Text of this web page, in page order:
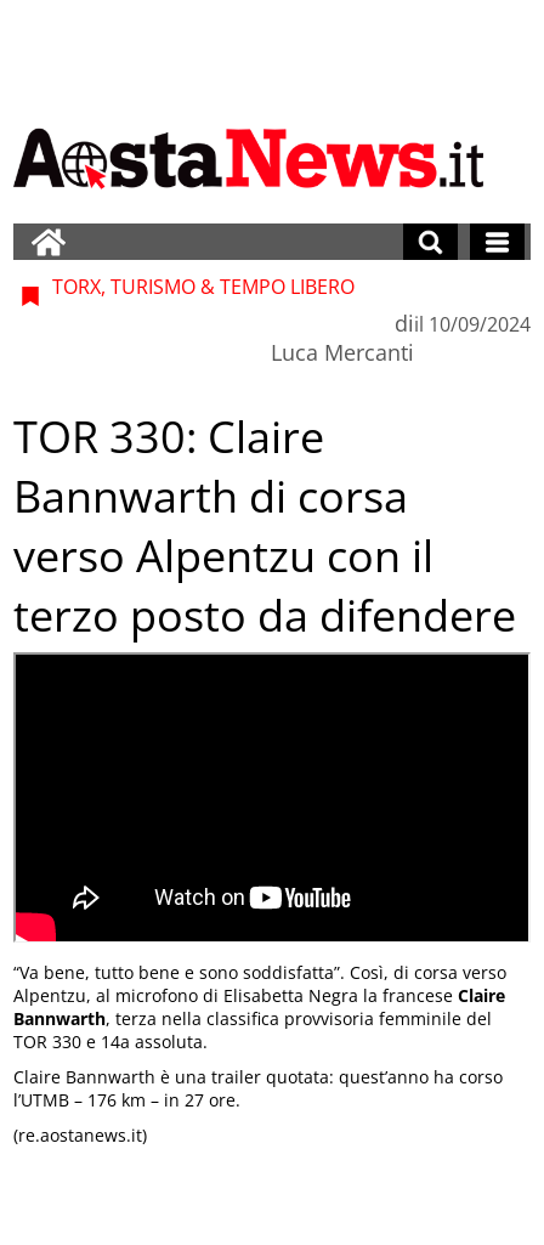
TORX, TURISMO & TEMPO LIBERO
di
Luca Mercanti
il 10/09/2024
TOR 330: Claire
Bannwarth di corsa
verso Alpentzu con il
terzo posto da difendere
“Va bene, tutto bene e sono soddisfatta”. Così, di corsa verso
Alpentzu, al microfono di Elisabetta Negra la franceseClaire
Bannwarth, terza nella classifica provvisoria femminile del
TOR 330 e 14a assoluta.
Claire Bannwarth è una trailer quotata: quest’anno ha corso
l’UTMB – 176 km – in 27 ore.
(re.aostanews.it)